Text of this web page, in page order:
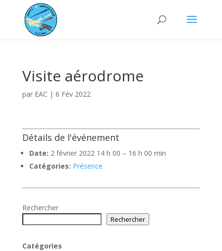
Visite aérodrome
par EAC | 6 Fév 2022
Détails de l'événement
Date: 2 février 2022 14 h 00 – 16 h 00 min
Catégories: Présence
Rechercher
Rechercher
Catégories